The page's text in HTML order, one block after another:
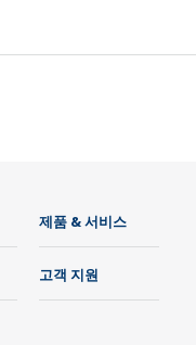
제품 & 서비스
고객 지원